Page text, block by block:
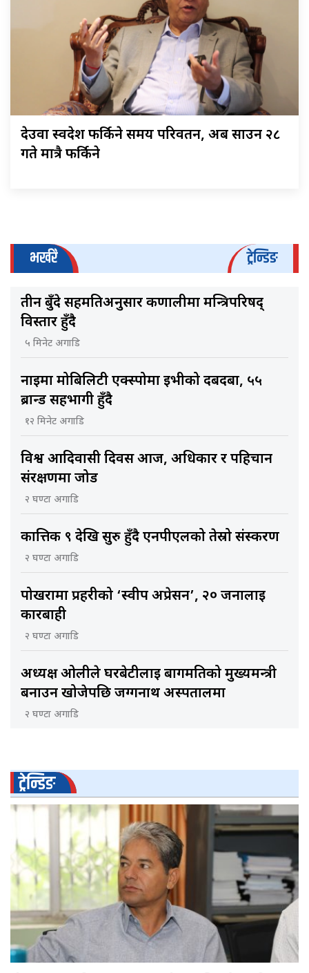
देउवा स्वदेश फर्किने समय परिवर्तन, अब साउन २८
गते मात्रै फर्किने
भर्खरै ट्रेन्डिङ
तीन बुँदे सहमतिअनुसार कर्णालीमा मन्त्रिपरिषद्
विस्तार हुँदै
५ मिनेट अगाडि
नाइमा मोबिलिटी एक्स्पोमा ईभीको दबदबा, ५५
ब्रान्ड सहभागी हुँदै
१२ मिनेट अगाडि
विश्व आदिवासी दिवस आज, अधिकार र पहिचान
संरक्षणमा जोड
२ घण्टा अगाडि
कात्तिक ९ देखि सुरु हुँदै एनपीएलको तेस्रो संस्करण
२ घण्टा अगाडि
पोखरामा प्रहरीको ‘स्वीप अप्रेसन’, २० जनालाई
कारबाही
२ घण्टा अगाडि
अध्यक्ष ओलीले घरबेटीलाई बागमतिको मुख्यमन्त्री
बनाउन खोजेपछि जग्गनाथ अस्पतालमा
२ घण्टा अगाडि
ट्रेन्डिङ